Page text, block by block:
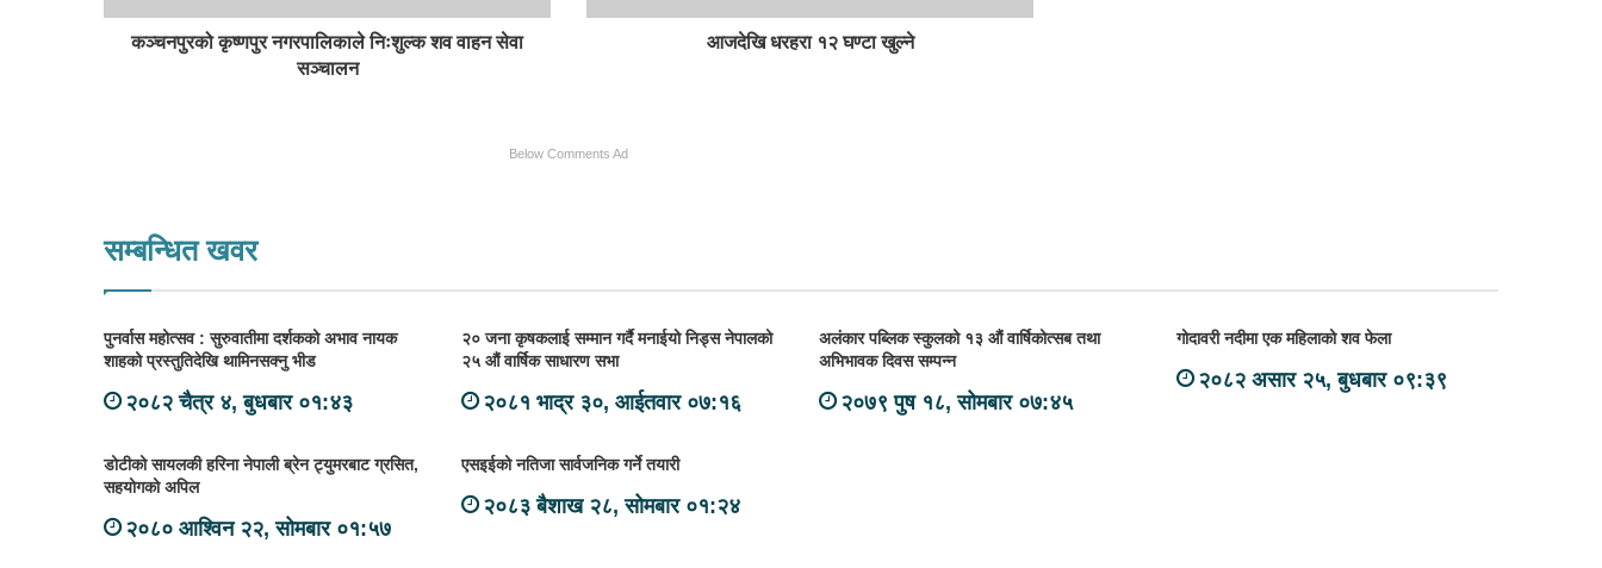
कञ्चनपुरको कृष्णपुर नगरपालिकाले निःशुल्क शव वाहन सेवा
सञ्चालन
आजदेखि धरहरा १२ घण्टा खुल्ने
Below Comments Ad
सम्बन्धित खवर
पुनर्वास महोत्सव : सुरुवातीमा दर्शकको अभाव नायक
शाहको प्रस्तुतिदेखि थामिनसक्नु भीड
२०८२ चैत्र ४, बुधबार ०१:४३
२० जना कृषकलाई सम्मान गर्दै मनाईयो निड्स नेपालको
२५ औं वार्षिक साधारण सभा
२०८१ भाद्र ३०, आईतवार ०७:१६
अलंकार पब्लिक स्कुलको १३ औं वार्षिकोत्सब तथा
अभिभावक दिवस सम्पन्न
२०७९ पुष १८, सोमबार ०७:४५
गोदावरी नदीमा एक महिलाको शव फेला
२०८२ असार २५, बुधबार ०९:३९
डोटीको सायलकी हरिना नेपाली ब्रेन ट्युमरबाट ग्रसित,
सहयोगको अपिल
२०८० आश्विन २२, सोमबार ०१:५७
एसइईको नतिजा सार्वजनिक गर्ने तयारी
२०८३ बैशाख २८, सोमबार ०१:२४